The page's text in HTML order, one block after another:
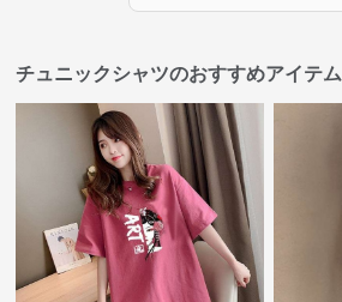
チュニックシャツのおすすめアイテム